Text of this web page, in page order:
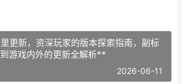
更新，资深玩家的版本探索指南，副标
游戏内外的更新全解析**
2026-06-11